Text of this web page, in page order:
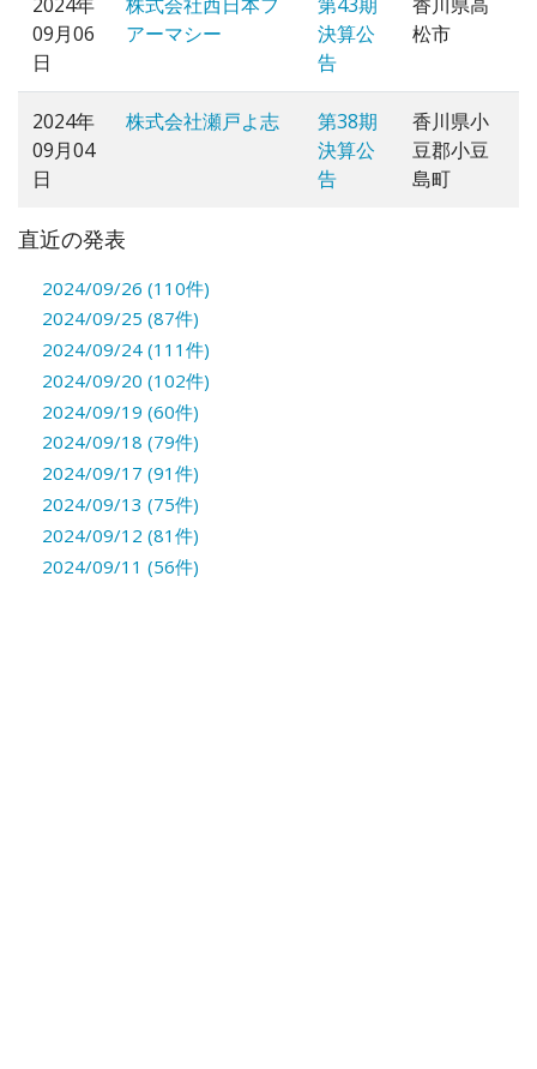
09月06
日
アーマシー
決算公
告
松市
2024年
09月04
日
株式会社瀬戸よ志
第38期
決算公
告
香川県小
豆郡小豆
島町
直近の発表
2024/09/26 (110件)
2024/09/25 (87件)
2024/09/24 (111件)
2024/09/20 (102件)
2024/09/19 (60件)
2024/09/18 (79件)
2024/09/17 (91件)
2024/09/13 (75件)
2024/09/12 (81件)
2024/09/11 (56件)